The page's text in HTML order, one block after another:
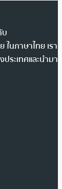
บ
ในภาษาไทย เรา
ระเทศและนำมา